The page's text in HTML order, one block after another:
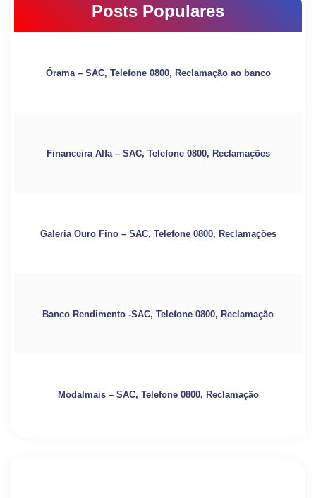
Posts Populares
Órama – SAC, Telefone 0800, Reclamação ao banco
Financeira Alfa – SAC, Telefone 0800, Reclamações
Galeria Ouro Fino – SAC, Telefone 0800, Reclamações
Banco Rendimento -SAC, Telefone 0800, Reclamação
Modalmais – SAC, Telefone 0800, Reclamação